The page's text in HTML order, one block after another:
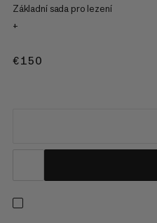
Základní sada pro lezení
+
€150